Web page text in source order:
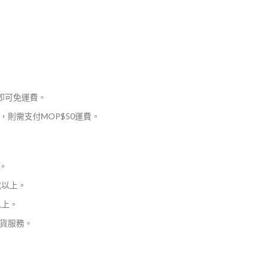
免運費。
則需支付MOP$50運費。
上。
。
服務。